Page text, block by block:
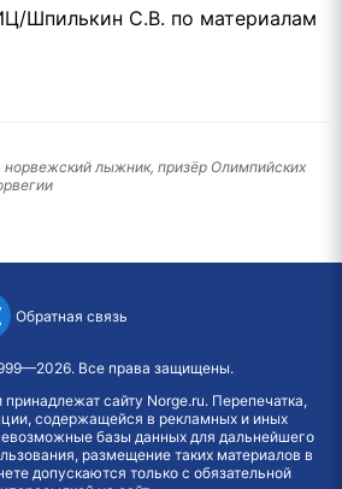
Шпилькин С.В. по материалам
лыжник, призёр Олимпийских
Обратная связь
Все права защищены.
сайту Norge.ru. Перепечатка,
содержащейся в рекламных и иных
базы данных для дальнейшего
размещение таких материалов в
допускаются только с обязательной